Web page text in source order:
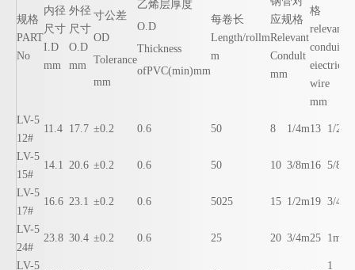
规格
PART
No
内径
尺寸
I.D
mm
外径
尺寸
O.D
mm
寸公差
OD
Tolerance
mm
乙烯层厚度
O.D
Thickness
ofPVC(min)mm
每卷长
Length/rollm
m
应规格
Relevant
Condult
mm
格
relevant
conduit
eiectric
wire
mm
LV-5
12#
11.4 17.7 ±0.2 0.6 50 8 1/4m13 1/2m
LV-5
15#
14.1 20.6 ±0.2 0.6 50 10 3/8m16 5/8m
LV-5
17#
16.6 23.1 ±0.2 0.6 5025 15 1/2m19 3/4m
LV-5
24#
23.8 30.4 ±0.2 0.6 25 20 3/4m25 1m
LV-5
1